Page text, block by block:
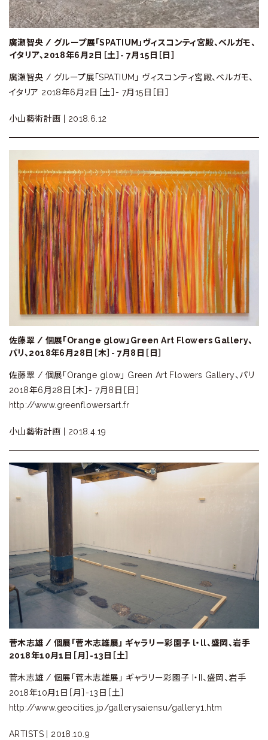
廣瀬智央 / グループ展「SPATIUM」ヴィスコンティ宮殿、ベルガモ、
イタリア、2018年6月2日［土］- 7月15日［日］
廣瀬智央 / グループ展「SPATIUM」 ヴィスコンティ宮殿、ベルガモ、
イタリア 2018年6月2日［土］- 7月15日［日］
小山藝術計画 | 2018.6.12
佐藤翠 / 個展「Orange glow」Green Art Flowers Gallery、
パリ、2018年6月28日［木］- 7月8日［日］
佐藤翠 / 個展「Orange glow」 Green Art Flowers Gallery、パリ
2018年6月28日［木］- 7月8日［日］
http://www.greenflowersart.fr
小山藝術計画 | 2018.4.19
菅木志雄 / 個展「菅木志雄展」 ギャラリー彩園子 l・ll、盛岡、岩手
2018年10月1日［月］-13日［土］
菅木志雄 / 個展「菅木志雄展」 ギャラリー彩園子 I・II、盛岡、岩手
2018年10月1日［月］-13日［土］
http://www.geocities.jp/gallerysaiensu/gallery1.htm
ARTISTS | 2018.10.9